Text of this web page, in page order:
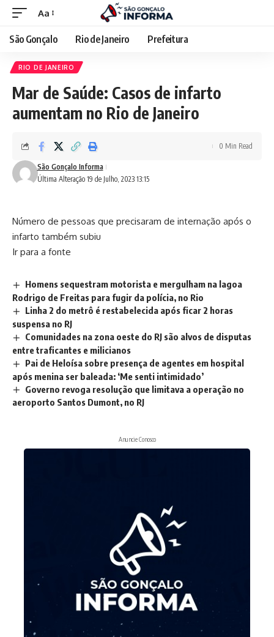
Aa
São Gonçalo Rio de Janeiro Prefeitura
RIO DE JANEIRO
Mar de Saúde: Casos de infarto
aumentam no Rio de Janeiro
Última Alteração 19 de Julho, 2023 13:15
São Gonçalo Informa
0 Min Read
Número de pessoas que precisaram de internação após o
infarto também subiu
Ir para a fonte
Homens sequestram motorista e mergulham na lagoa
Rodrigo de Freitas para fugir da polícia, no Rio
Linha 2 do metrô é restabelecida após ficar 2 horas
suspensa no RJ
Comunidades na zona oeste do RJ são alvos de disputas
entre traficantes e milicianos
Pai de Heloísa sobre presença de agentes em hospital
após menina ser baleada: ‘Me senti intimidado’
Governo revoga resolução que limitava a operação no
aeroporto Santos Dumont, no RJ
Anuncie Conosco